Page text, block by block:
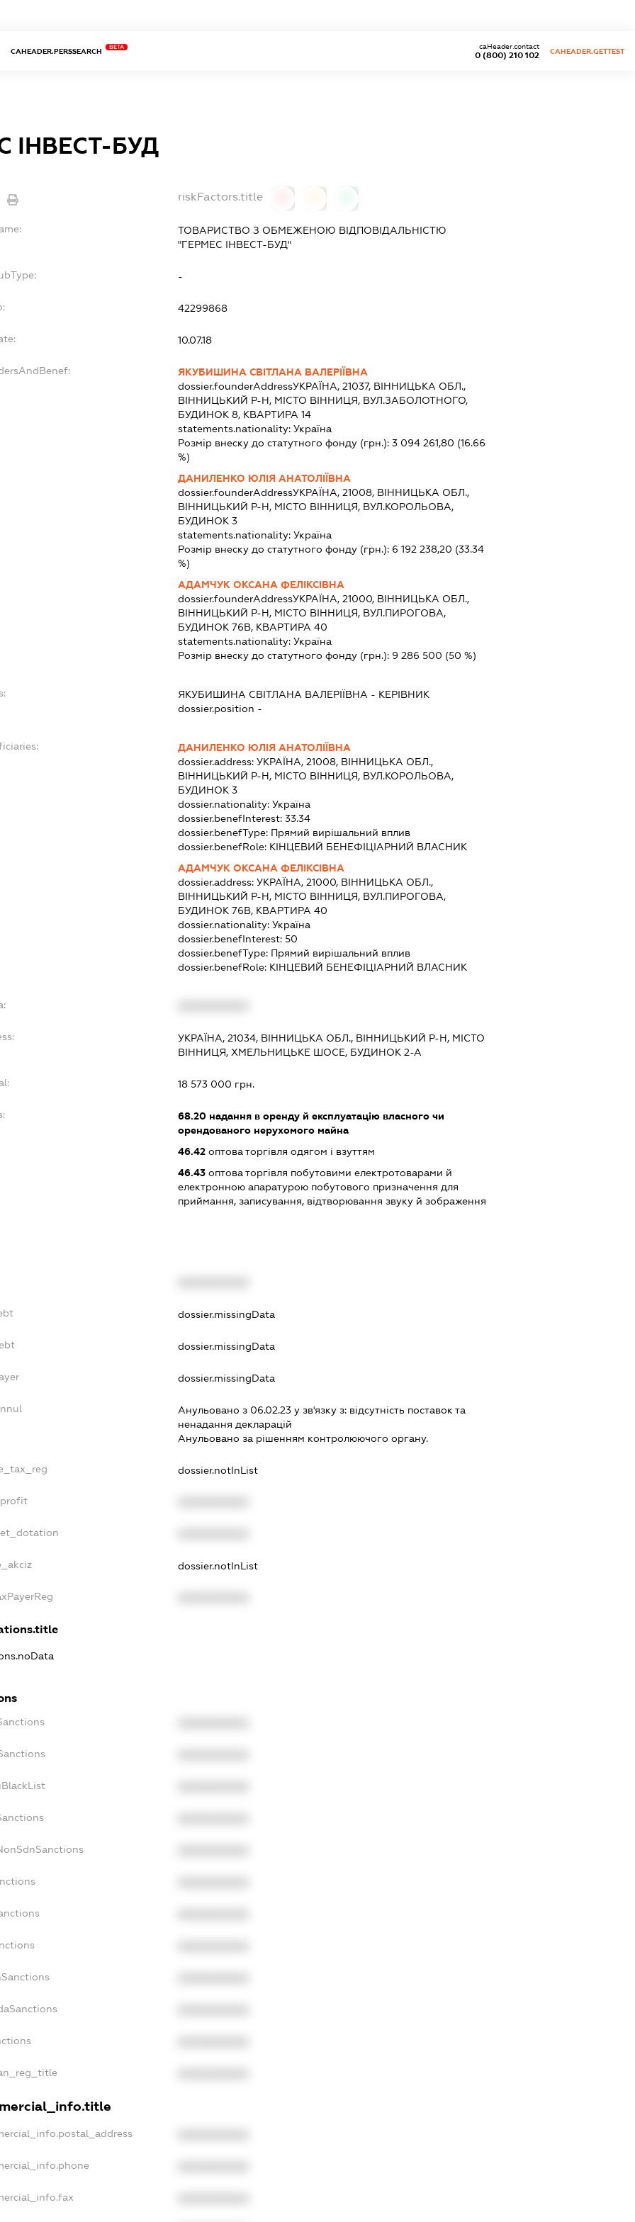
CAHEADER.PERSSEARCH
BETA
0 (800) 210 102
caHeader.contact
CAHEADER.GETTEST
ІНВЕСТ-БУД
riskFactors.title
ТОВАРИСТВО З ОБМЕЖЕНОЮ ВІДПОВІДАЛЬНІСТЮ
"ГЕРМЕС ІНВЕСТ-БУД"
-
42299868
10.07.18
ЯКУБИШИНА СВІТЛАНА ВАЛЕРІЇВНА
dossier.founderAddressУКРАЇНА, 21037, ВІННИЦЬКА ОБЛ.,
ВІННИЦЬКИЙ Р-Н, МІСТО ВІННИЦЯ, ВУЛ.ЗАБОЛОТНОГО,
БУДИНОК 8, КВАРТИРА 14
statements.nationality: Україна
Розмір внеску до статутного фонду (грн.): 3 094 261,80 (16.66
%)
ДАНИЛЕНКО ЮЛІЯ АНАТОЛІЇВНА
dossier.founderAddressУКРАЇНА, 21008, ВІННИЦЬКА ОБЛ.,
ВІННИЦЬКИЙ Р-Н, МІСТО ВІННИЦЯ, ВУЛ.КОРОЛЬОВА,
БУДИНОК 3
statements.nationality: Україна
Розмір внеску до статутного фонду (грн.): 6 192 238,20 (33.34
%)
АДАМЧУК ОКСАНА ФЕЛІКСІВНА
dossier.founderAddressУКРАЇНА, 21000, ВІННИЦЬКА ОБЛ.,
ВІННИЦЬКИЙ Р-Н, МІСТО ВІННИЦЯ, ВУЛ.ПИРОГОВА,
БУДИНОК 76В, КВАРТИРА 40
statements.nationality: Україна
Розмір внеску до статутного фонду (грн.): 9 286 500 (50 %)
ЯКУБИШИНА СВІТЛАНА ВАЛЕРІЇВНА - КЕРІВНИК
dossier.position -
ДАНИЛЕНКО ЮЛІЯ АНАТОЛІЇВНА
dossier.address: УКРАЇНА, 21008, ВІННИЦЬКА ОБЛ.,
ВІННИЦЬКИЙ Р-Н, МІСТО ВІННИЦЯ, ВУЛ.КОРОЛЬОВА,
БУДИНОК 3
dossier.nationality: Україна
dossier.benefInterest: 33.34
dossier.benefType: Прямий вирішальний вплив
dossier.benefRole: КІНЦЕВИЙ БЕНЕФІЦІАРНИЙ ВЛАСНИК
АДАМЧУК ОКСАНА ФЕЛІКСІВНА
dossier.address: УКРАЇНА, 21000, ВІННИЦЬКА ОБЛ.,
ВІННИЦЬКИЙ Р-Н, МІСТО ВІННИЦЯ, ВУЛ.ПИРОГОВА,
БУДИНОК 76В, КВАРТИРА 40
dossier.nationality: Україна
dossier.benefInterest: 50
dossier.benefType: Прямий вирішальний вплив
dossier.benefRole: КІНЦЕВИЙ БЕНЕФІЦІАРНИЙ ВЛАСНИК
УКРАЇНА, 21034, ВІННИЦЬКА ОБЛ., ВІННИЦЬКИЙ Р-Н, МІСТО
ВІННИЦЯ, ХМЕЛЬНИЦЬКЕ ШОСЕ, БУДИНОК 2-А
18 573 000 грн.
68.20надання в оренду й експлуатацію власного чи
орендованого нерухомого майна
46.42оптова торгівля одягом і взуттям
46.43оптова торгівля побутовими електротоварами й
електронною апаратурою побутового призначення для
приймання, записування, відтворювання звуку й зображення
dossier.missingData
dossier.missingData
dossier.missingData
Анульовано з 06.02.23 у зв'язку з: вiдсутнiсть поставок та
ненадання декларацiй
Анульовано за рiшенням контролюючого органу.
dossier.notInList
dossier.notInList